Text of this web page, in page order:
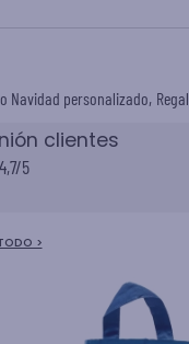
Navidad personalizado
clientes
4,7/5
>